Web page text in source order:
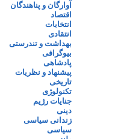
آوارگان و پناهندگان
اقتصاد
انتخابات
انتقادی
بهداشت و تندرستی
بیوگرافی
پادشاهی
پیشنهاد و نظریات
تاریخی
تکنولوژی
جنایات رژیم
دینی
زندانی سیاسی
سیاسی